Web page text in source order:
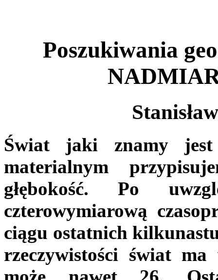
Poszukiwania
Świat jaki znamy
materialnym
głębokość. Po
czterowymiarową
ciągu ostatnich
rzeczywistości świat